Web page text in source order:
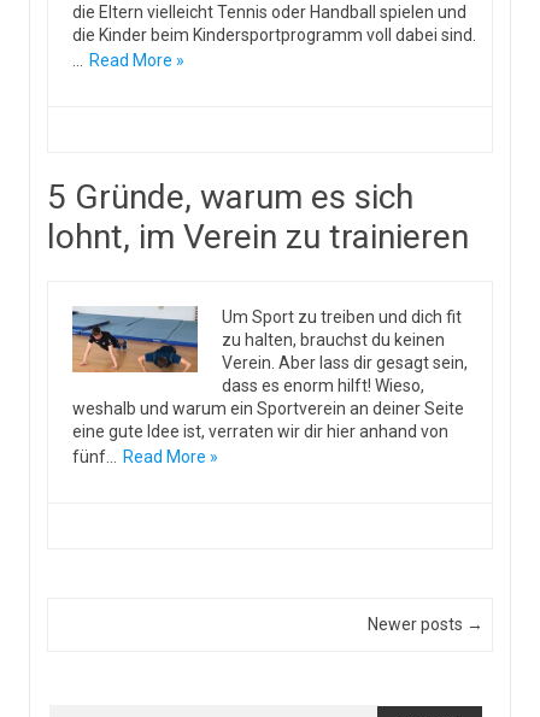
die Eltern vielleicht Tennis oder Handball spielen und
die Kinder beim Kindersportprogramm voll dabei sind.
Read More »
5 Gründe, warum es sich
lohnt, im Verein zu trainieren
Um Sport zu treiben und dich fit
zu halten, brauchst du keinen
Verein. Aber lass dir gesagt sein,
dass es enorm hilft! Wieso,
weshalb und warum ein Sportverein an deiner Seite
eine gute Idee ist, verraten wir dir hier anhand von
fünf…
Read More »
Newer posts →